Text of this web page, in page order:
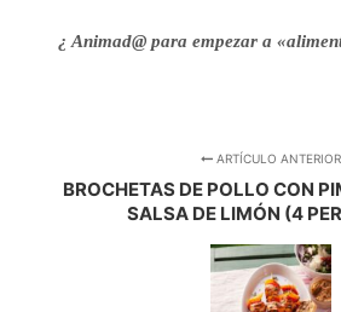
¿ Animad@ para empezar a
ARTÍCULO ANTERIOR
BROCHETAS DE POLLO CON
SALSA DE LIMÓN (4